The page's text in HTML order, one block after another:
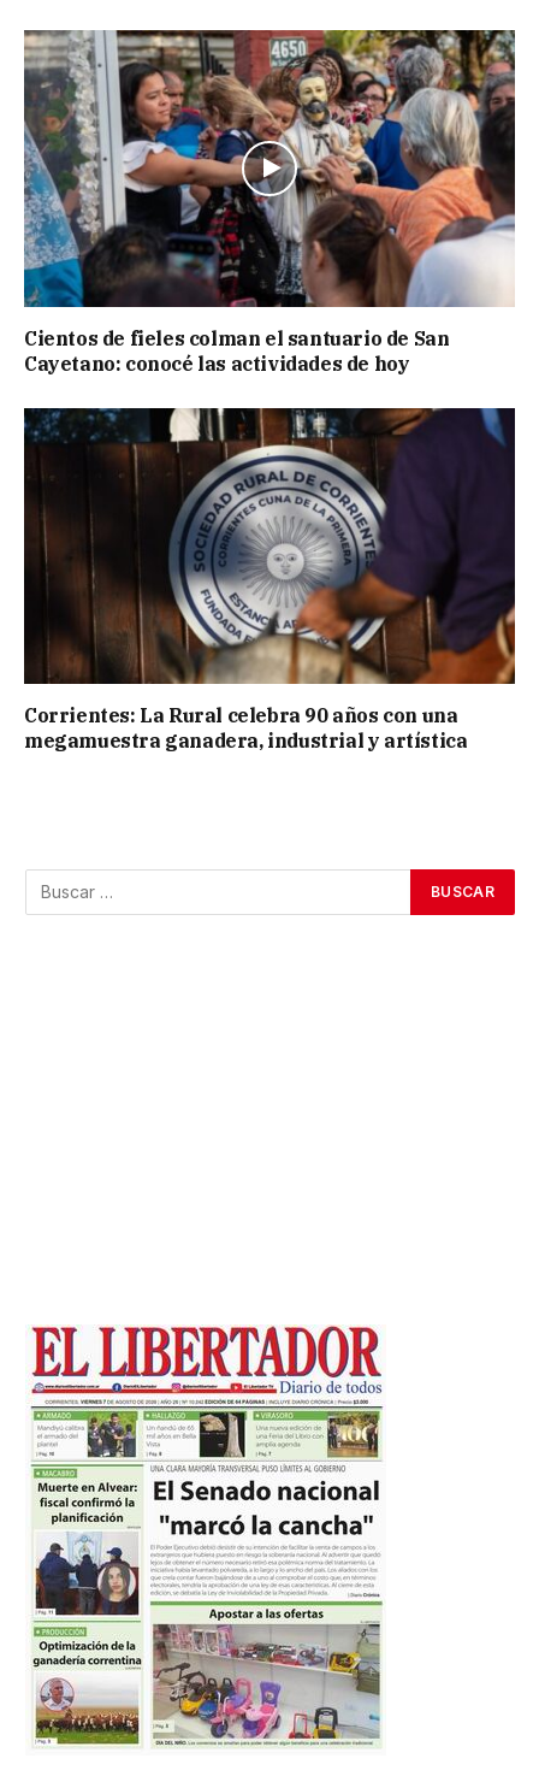
Cientos de fieles colman el santuario de San
Cayetano: conocé las actividades de hoy
Corrientes: La Rural celebra 90 años con una
megamuestra ganadera, industrial y artística